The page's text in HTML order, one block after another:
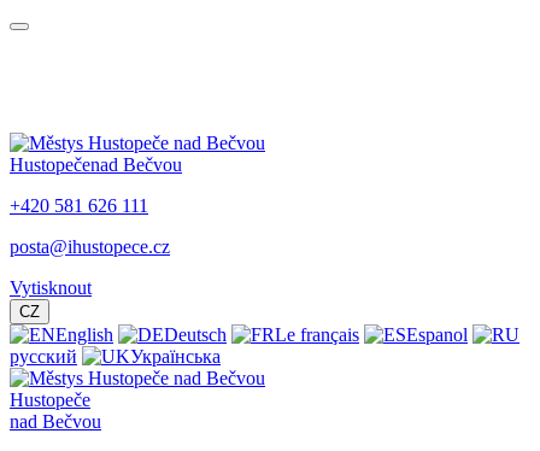
Hustopečenad Bečvou
+420 581 626 111
posta@ihustopece.cz
Vytisknout
CZ
English Deutsch Le français
Espanol
русский
Українська
Hustopeče
nad Bečvou